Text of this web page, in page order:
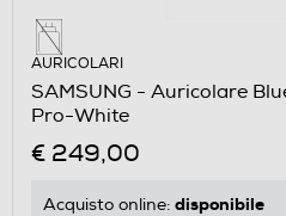
AURICOLARI
SAMSUNG - Auricolare
Pro-White
€ 249,00
Acquisto online: disponibile